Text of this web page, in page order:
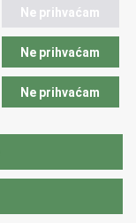
Ne prihvaćam
Ne prihvaćam
Ne prihvaćam